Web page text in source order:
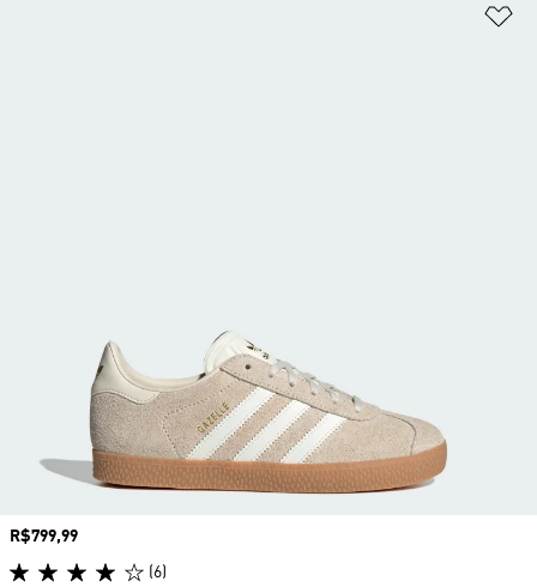
Preço
R$799,99
(6)